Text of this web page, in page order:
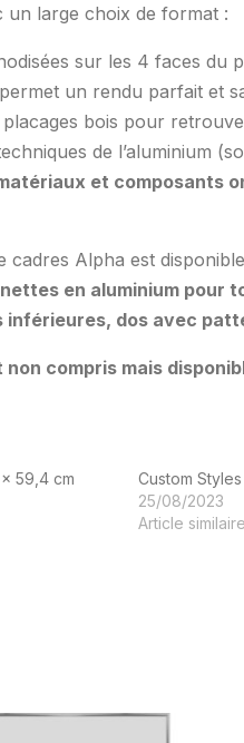
un large choix de format :
sur les 4 faces du
permet un rendu parfait et
bois pour
de l’aluminium
et composants
cadres Alpha est
en aluminium pour
inférieures, dos avec
compris mais
59,4 cm
Custom Styles
25/08/2023
Article similaire